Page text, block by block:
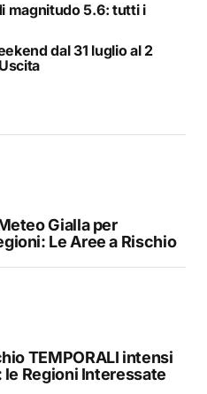
magnitudo 5.6: tutti i
dal 31 luglio al 2
Gialla per
Le Aree a Rischio
TEMPORALI intensi
Regioni Interessate